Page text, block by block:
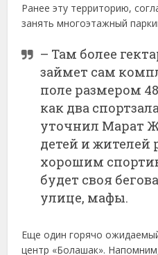
Ранее эту территорию,
занять многоэтажный
– Там более
займет сам
поле размером
как два
уточнил Марат
детей и жителей
хорошим
будет своя
улице, мафы.
Еще один горячо
центр «Болашак».